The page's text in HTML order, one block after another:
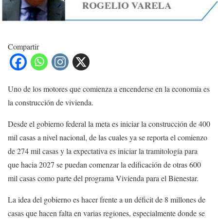
Compartir
Uno de los motores que comienza a encenderse en la economía es
la construcción de vivienda.
Desde el gobierno federal la meta es iniciar la construcción de 400
mil casas a nivel nacional, de las cuales ya se reporta el comienzo
de 274 mil casas y la expectativa es iniciar la tramitología para
que hacia 2027 se puedan comenzar la edificación de otras 600
mil casas como parte del programa Vivienda para el Bienestar.
La idea del gobierno es hacer frente a un déficit de 8 millones de
casas que hacen falta en varias regiones, especialmente donde se